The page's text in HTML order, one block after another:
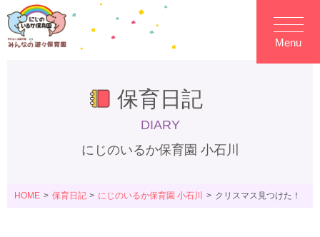
Menu
保育日記
DIARY
にじのいるか保育園 小石川
HOME 保育日記 にじのいるか保育園 小石川 クリスマス見つけた！